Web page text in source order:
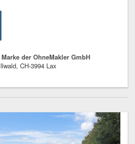
der OhneMakler GmbH
CH-3994 Lax